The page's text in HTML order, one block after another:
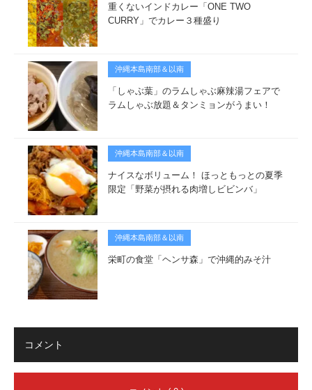
重くないインドカレー「ONE TWO
CURRY」でカレー３種盛り
沖縄本島南部＆以南
「しゃぶ葉」のラムしゃぶ麻辣湯フェアで
ラムしゃぶ放題＆タンミョンがうまい！
沖縄本島南部＆以南
ナイスなボリューム！ ほっともっとの夏季
限定「野菜が摂れる肉増しビビンバ」
沖縄本島南部＆以南
栄町の食堂「ヘンサ森」で沖縄的みそ汁
コメント